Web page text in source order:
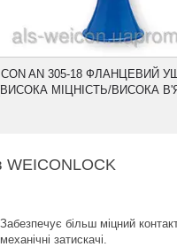
AN 305-18 ФЛАНЦЕВИЙ
МІЦНІСТЬ/ВИСОКА
WEICONLOCK
Забезпечує більш міцний
механічні затискачі.